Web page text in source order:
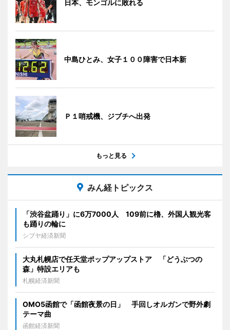
日本、モンゴルに敗れる
中島ひとみ、女子１００障害で日本新
Ｐ１哨戒機、ジブチへ出発
もっと見る
みん経トピックス
「渋谷盆踊り」に6万7000人 109前に櫓、外国人観光客
も踊りの輪に
シブヤ経済新聞
大丸札幌店で任天堂ポップアップストア 「どうぶつの
森」特設エリアも
札幌経済新聞
OMO5函館で「函館夜景の日」 手回しオルガンで野外劇
テーマ曲
函館経済新聞